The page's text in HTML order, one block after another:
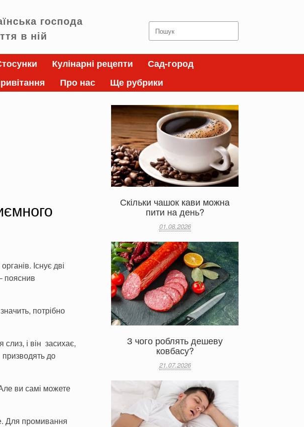
господа
в ній
Search
for:
Кулінарні рецепти
Сад-город
Про нас Ще рубрики
Існує дві
пояснив
потрібно
і він засихає,
призводять до
ви самі можете
Для промивання
Скільки чашок кави можна
пити на день?
01.08.2026
З чого роблять дешеву
ковбасу?
21.07.2026